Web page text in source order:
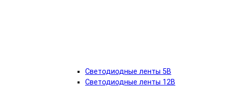
Светодиодные ленты 5В
Светодиодные ленты 12В